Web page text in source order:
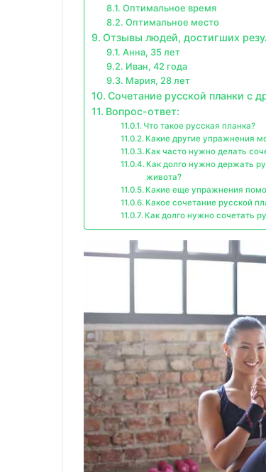
Оптимальное время
Оптимальное место
Отзывы людей, достигших
Анна, 35 лет
Иван, 42 года
Мария, 28 лет
Сочетание русской планки с
Вопрос-ответ:
Что такое русская планка?
Какие другие упражнения
Как часто нужно делать
Как долго нужно держать
живота?
Какие еще упражнения
Какое сочетание русской
Как долго нужно сочетать